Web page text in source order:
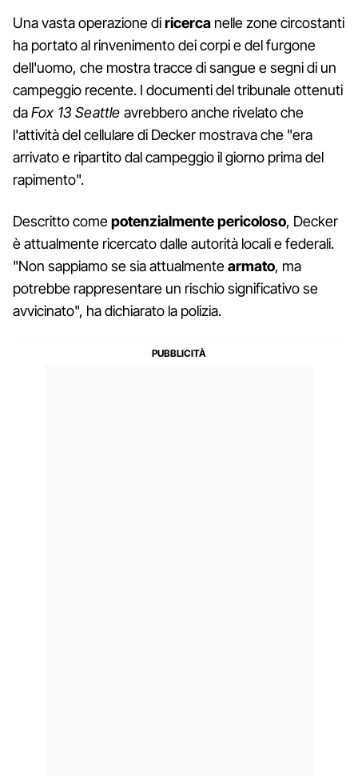
Una vasta operazione diricerca nelle zone circostanti
ha portato al rinvenimento dei corpi e del furgone
dell'uomo, che mostra tracce di sangue e segni di un
campeggio recente. I documenti del tribunale ottenuti
daFox 13 Seattle avrebbero anche rivelato che
l'attività del cellulare di Decker mostrava che "era
arrivato e ripartito dal campeggio il giorno prima del
rapimento".
Descritto comepotenzialmente pericoloso, Decker
è attualmente ricercato dalle autorità locali e federali.
"Non sappiamo se sia attualmentearmato, ma
potrebbe rappresentare un rischio significativo se
avvicinato", ha dichiarato la polizia.